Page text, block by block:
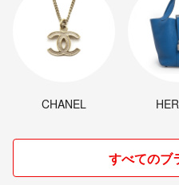
CHANEL
すべてのブ